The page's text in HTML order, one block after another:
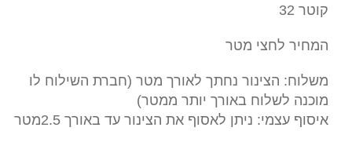
קוטר 32
המחיר לחצי מטר
משלוח: הצינור נחתך לאורך מטר (חברת השילוח לו
מוכנה לשלוח באורך יותר ממטר)
איסוף עצמי: ניתן לאסוף את הצינור עד באורך 2.5מטר